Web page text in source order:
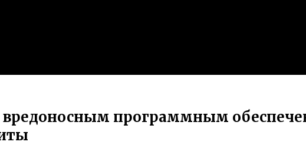
программным